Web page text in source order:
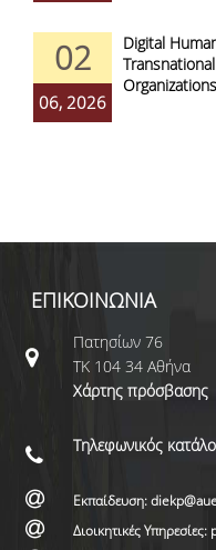
02
06, 2026
Digital
ΕΠΙΚΟΙΝΩΝΙΑ
Πατησίων 76
ΤΚ 104 34 Αθήνα
Χάρτης πρόσβασης
Τηλεφωνικός
Εκπαίδευση:
Διοικητικές